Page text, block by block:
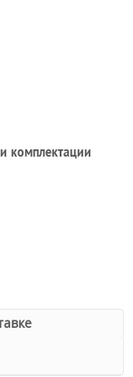
комплектации